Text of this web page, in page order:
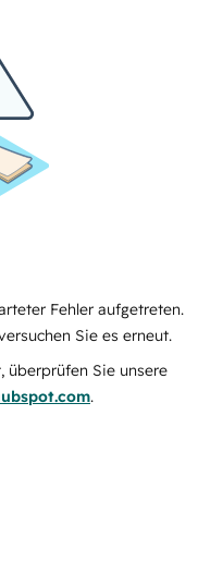
Fehler aufgetreten.
Sie es erneut.
überprüfen Sie unsere
.